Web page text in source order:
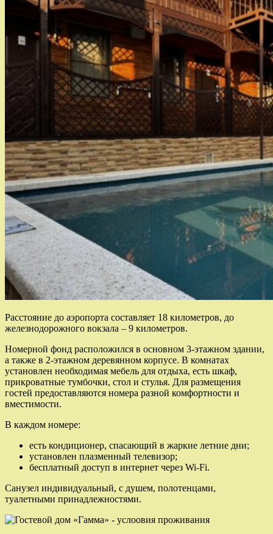
Расстояние до аэропорта составляет 18 километров, до
железнодорожного вокзала – 9 километров.
Номерной фонд расположился в основном 3-этажном здании,
а также в 2-этажном деревянном корпусе. В комнатах
установлен необходимая мебель для отдыха, есть шкаф,
прикроватные тумбочки, стол и стулья. Для размещения
гостей предоставляются номера разной комфортности и
вместимости.
В каждом номере:
есть кондиционер, спасающий в жаркие летние дни;
установлен плазменный телевизор;
бесплатный доступ в интернет через Wi-Fi.
Санузел индивидуальный, с душем, полотенцами,
туалетными принадлежностями.